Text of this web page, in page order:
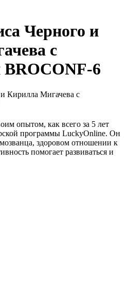
Черного и
с
6
опытом, как всего за 5 лет
программы LuckyOnline. Он
здоровом отношении к
помогает развиваться и